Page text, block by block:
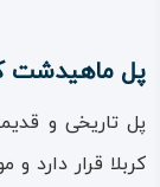
پل ماهیدشت
پل تاریخی و
کربلا قرار